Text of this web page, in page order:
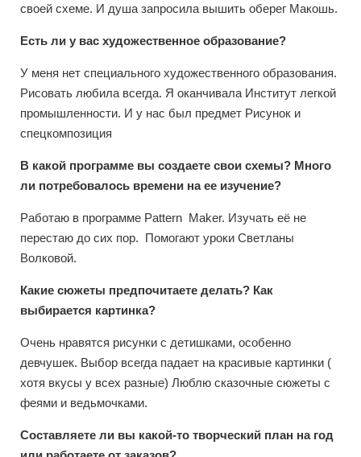
своей схеме. И душа запросила вышить оберег Макошь.
Есть ли у вас художественное образование?
У меня нет специального художественного образования.
Рисовать любила всегда. Я оканчивала Институт легкой
промышленности. И у нас был предмет Рисунок и
спецкомпозиция
В какой программе вы создаете свои схемы? Много
ли потребовалось времени на ее изучение?
Работаю в программе Pattern Maker. Изучать её не
перестаю до сих пор. Помогают уроки Светланы
Волковой.
Какие сюжеты предпочитаете делать? Как
выбирается картинка?
Очень нравятся рисунки с детишками, особенно
девчушек. Выбор всегда падает на красивые картинки (
хотя вкусы у всех разные) Люблю сказочные сюжеты с
феями и ведьмочками.
Составляете ли вы какой-то творческий план на год